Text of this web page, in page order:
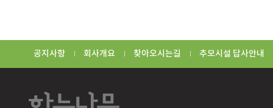
공지사항 회사개요 찾아오시는길 추모시설 답사안내